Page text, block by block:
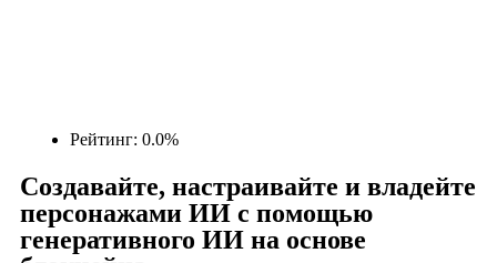
Рейтинг: 0.0%
Создавайте, настраивайте и владейте
персонажами ИИ с помощью
генеративного ИИ на основе